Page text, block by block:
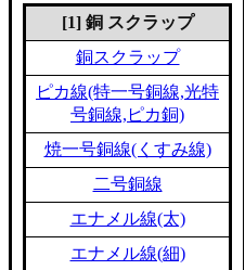
[1] 銅 スクラップ
銅スクラップ
ピカ線(特一号銅線,光特
号銅線,ピカ銅)
焼一号銅線(くすみ線)
二号銅線
エナメル線(太)
エナメル線(細)